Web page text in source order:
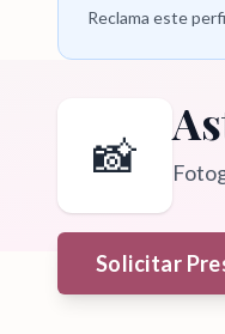
Reclama este
📸
Solicitar